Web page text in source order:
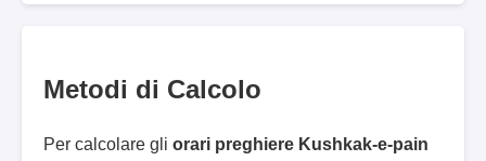
Metodi di Calcolo
Per calcolare gli orari preghiere Kushkak-e-pain